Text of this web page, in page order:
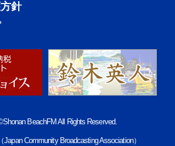
針
BeachFM All Rights Reserved.
Japan Community Broadcasting Association）